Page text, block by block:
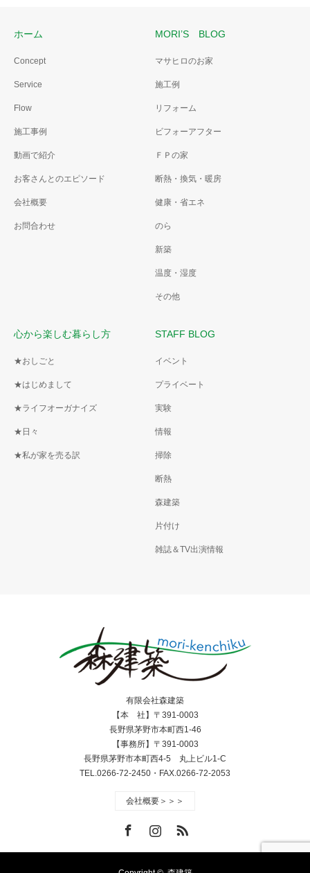
ホーム
Concept
Service
Flow
施工事例
動画で紹介
お客さんとのエピソード
会社概要
お問合わせ
MORI’S BLOG
マサヒロのお家
施工例
リフォーム
ビフォーアフター
ＦＰの家
断熱・換気・暖房
健康・省エネ
のら
新築
温度・湿度
その他
心から楽しむ暮らし方
★おしごと
★はじめまして
★ライフオーガナイズ
★日々
★私が家を売る訳
STAFF BLOG
イベント
プライベート
実験
情報
掃除
断熱
森建築
片付け
雑誌＆TV出演情報
有限会社森建築
【本 社】〒391-0003
長野県茅野市本町西1-46
【事務所】〒391-0003
長野県茅野市本町西4-5 丸上ビル1-C
TEL.0266-72-2450・FAX.0266-72-2053
会社概要＞＞＞